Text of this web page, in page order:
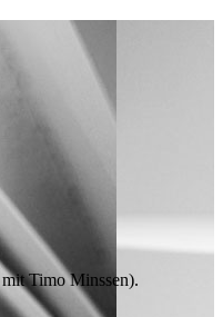
mitTimo Minssen).